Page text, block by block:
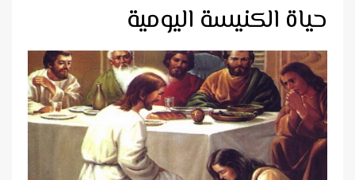
حياة الكنيسة اليومية